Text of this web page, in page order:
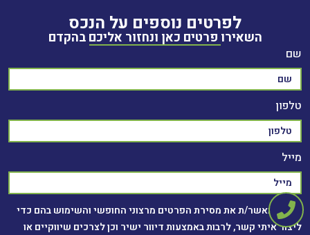
לפרטים נוספים על הנכס
השאירו פרטים כאן ונחזור אליכם בהקדם
שם
טלפון
מייל
אני מאשר/ת את מסירת הפרטים מרצוני החופשי והשימוש בהם כדי
ליצור איתי קשר, לרבות באמצעות דיוור ישיר וכן לצרכים שיווקיים או